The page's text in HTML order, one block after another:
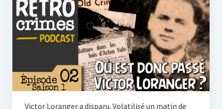
Victor Loranger a disparu. Volatilisé un matin de